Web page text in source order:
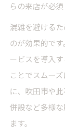
らの来店が必須
混雑を避ける
のが効果的で
ービスを導入
ことでスムー
に、吹田市や
併設など多様
ます。